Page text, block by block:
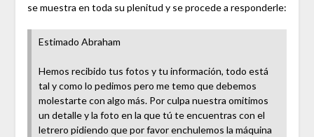
se muestra en toda su plenitud y se procede a responderle:
Estimado Abraham
Hemos recibido tus fotos y tu información, todo está
tal y como lo pedimos pero me temo que debemos
molestarte con algo más. Por culpa nuestra omitimos
un detalle y la foto en la que tú te encuentras con el
letrero pidiendo que por favor enchulemos la máquina